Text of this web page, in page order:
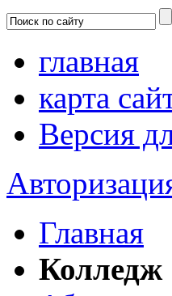
главная
карта
Версия
Главная
Колледж